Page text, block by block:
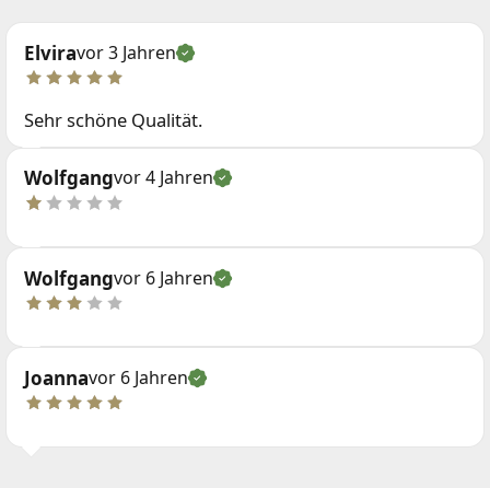
Elviravor 3 Jahren
Sehr schöne Qualität.
Wolfgangvor 4 Jahren
Wolfgangvor 6 Jahren
Joannavor 6 Jahren